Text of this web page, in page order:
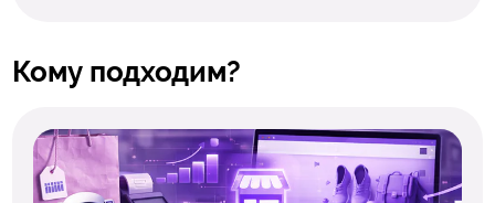
Кому подходим?